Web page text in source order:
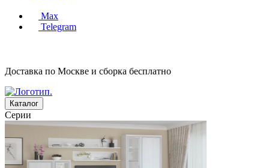
Max
Telegram
Доставка по Москве и сборка бесплатно
Каталог
Серии